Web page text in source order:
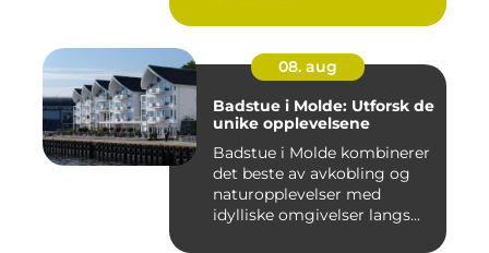
08. aug
Badstue i Molde: Utforsk de
unike opplevelsene
Badstue i Molde kombinerer
det beste av avkobling og
naturopplevelser med
idylliske omgivelser langs...